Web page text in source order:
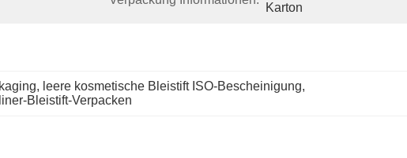
Karton
, leere kosmetische Bleistift ISO-Bescheinigung,
Bleistift-Verpacken